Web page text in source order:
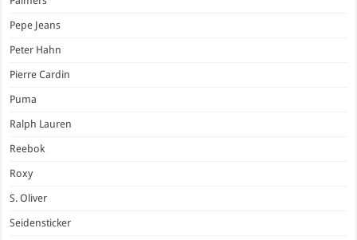
Pepe Jeans
Peter Hahn
Pierre Cardin
Puma
Ralph Lauren
Reebok
Roxy
S. Oliver
Seidensticker